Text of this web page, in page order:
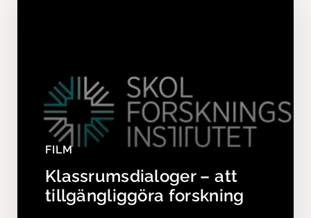
FILM
Klassrumsdialoger – att
tillgängliggöra forskning